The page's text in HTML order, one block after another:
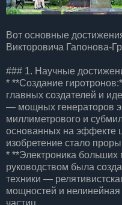
Вот основные
Викторовича Гапонова-
### 1. Научные
* **Создание
главных создателей и
— мощных генераторов
миллиметрового и
основанных на эффекте
изобретение стало
* **Электроника
руководством была
техники —
мощностей и
частиц.